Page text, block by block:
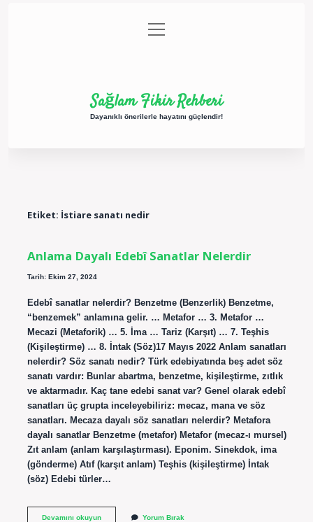
Gizlilik Politikası
menüyü
aç
Sağlam Fikir Rehberi
Dayanıklı önerilerle hayatını güçlendir!
Etiket: İstiare sanatı nedir
Anlama Dayalı Edebî Sanatlar Nelerdir
Tarih: Ekim 27, 2024
Edebî sanatlar nelerdir? Benzetme (Benzerlik) Benzetme,
“benzemek” anlamına gelir. … Metafor … 3. Metafor …
Mecazi (Metaforik) … 5. İma … Tariz (Karşıt) … 7. Teşhis
(Kişileştirme) … 8. İntak (Söz)17 Mayıs 2022 Anlam sanatları
nelerdir? Söz sanatı nedir? Türk edebiyatında beş adet söz
sanatı vardır: Bunlar abartma, benzetme, kişileştirme, zıtlık
ve aktarmadır. Kaç tane edebi sanat var? Genel olarak edebî
sanatları üç grupta inceleyebiliriz: mecaz, mana ve söz
sanatları. Mecaza dayalı söz sanatları nelerdir? Metafora
dayalı sanatlar Benzetme (metafor) Metafor (mecaz-ı mursel)
Zıt anlam (anlam karşılaştırması). Eponim. Sinekdok, ima
(gönderme) Atıf (karşıt anlam) Teşhis (kişileştirme) İntak
(söz) Edebi türler…
Devamını okuyunAnlama
Yorum Bırak